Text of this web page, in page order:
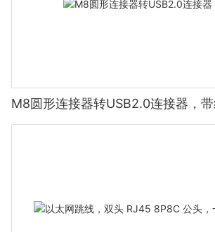
M8圆形连接器转USB2.0连接器，